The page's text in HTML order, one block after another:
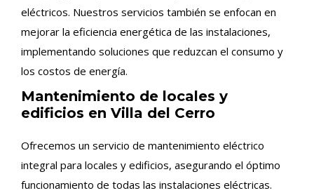
eléctricos. Nuestros servicios también se enfocan en
mejorar la eficiencia energética de las instalaciones,
implementando soluciones que reduzcan el consumo y
los costos de energía.
Mantenimiento de locales y
edificios en Villa del Cerro
Ofrecemos un servicio de mantenimiento eléctrico
integral para locales y edificios, asegurando el óptimo
funcionamiento de todas las instalaciones eléctricas.